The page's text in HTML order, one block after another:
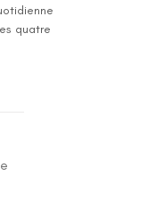
quatre